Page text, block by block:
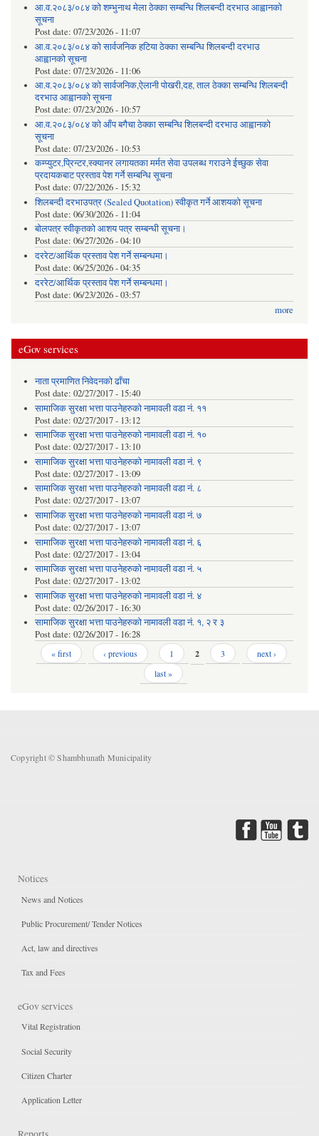
आ.व.२०८३/०८४ को शम्भुनाथ मेला ठेक्का सम्बन्धि शिलबन्दी दरभाउ आह्वानको
सूचना
Post date: 07/23/2026 - 11:07
आ.व.२०८३/०८४ को सार्वजनिक हटिया ठेक्का सम्बन्धि शिलबन्दी दरभाउ
आह्वानको सूचना
Post date: 07/23/2026 - 11:06
आ.व.२०८३/०८४ को सार्वजनिक,ऐलानी पोखरी,दह, ताल ठेक्का सम्बन्धि शिलबन्दी
दरभाउ आह्वानको सूचना
Post date: 07/23/2026 - 10:57
आ.व.२०८३/०८४ को आँप बगैचा ठेक्का सम्बन्धि शिलबन्दी दरभाउ आह्वानको
सूचना
Post date: 07/23/2026 - 10:53
कम्प्युटर,प्रिन्टर,स्क्यानर लगायतका मर्मत सेवा उपलब्ध गराउने ईच्छुक सेवा
प्रदायकबाट प्रस्ताव पेश गर्ने सम्बन्धि सूचना
Post date: 07/22/2026 - 15:32
शिलबन्दी दरभाउपत्र (Sealed Quotation) स्वीकृत गर्ने आशयको सूचना
Post date: 06/30/2026 - 11:04
बोलपत्र स्वीकृतको आशय पत्र सम्बन्धी सूचना।
Post date: 06/27/2026 - 04:10
दररेट/आर्थिक प्रस्ताव पेश गर्ने सम्बन्धमा।
Post date: 06/25/2026 - 04:35
दररेट/आर्थिक प्रस्ताव पेश गर्ने सम्बन्धमा।
Post date: 06/23/2026 - 03:57
more
eGov services
नाता प्रमाणित निवेदनको ढाँचा
Post date: 02/27/2017 - 15:40
सामाजिक सुरक्षा भत्ता पाउनेहरुको नामावली वडा नं. ११
Post date: 02/27/2017 - 13:12
सामाजिक सुरक्षा भत्ता पाउनेहरुको नामावली वडा नं. १०
Post date: 02/27/2017 - 13:10
सामाजिक सुरक्षा भत्ता पाउनेहरुको नामावली वडा नं. ९
Post date: 02/27/2017 - 13:09
सामाजिक सुरक्षा भत्ता पाउनेहरुको नामावली वडा नं. ८
Post date: 02/27/2017 - 13:07
सामाजिक सुरक्षा भत्ता पाउनेहरुको नामावली वडा नं. ७
Post date: 02/27/2017 - 13:07
सामाजिक सुरक्षा भत्ता पाउनेहरुको नामावली वडा नं. ६
Post date: 02/27/2017 - 13:04
सामाजिक सुरक्षा भत्ता पाउनेहरुको नामावली वडा नं. ५
Post date: 02/27/2017 - 13:02
सामाजिक सुरक्षा भत्ता पाउनेहरुको नामावली वडा नं. ४
Post date: 02/26/2017 - 16:30
सामाजिक सुरक्षा भत्ता पाउनेहरुको नामावली वडा नं. १, २ र ३
Post date: 02/26/2017 - 16:28
Pages« first ‹ previous 1 2 3
next ›
last »
Copyright © Shambhunath Municipality
Notices
News and Notices
Public Procurement/ Tender Notices
Act, law and directives
Tax and Fees
eGov services
Vital Registration
Social Security
Citizen Charter
Application Letter